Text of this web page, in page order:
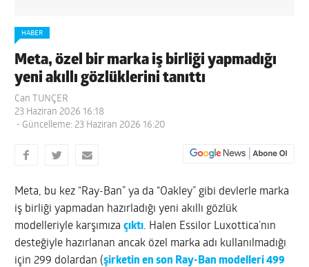
HABER
Meta, özel bir marka iş birliği yapmadığı
yeni akıllı gözlüklerini tanıttı
Can TUNÇER
23 Haziran 2026 16:18
- Güncelleme: 23 Haziran 2026 16:20
Meta, bu kez “Ray-Ban” ya da “Oakley” gibi devlerle marka
iş birliği yapmadan hazırladığı yeni akıllı gözlük
modelleriyle karşımızaçıktı. Halen Essilor Luxottica’nın
desteğiyle hazırlanan ancak özel marka adı kullanılmadığı
için 299 dolardan (şirketin en son Ray-Ban modelleri 499